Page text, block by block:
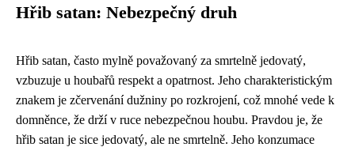
Hřib satan: Nebezpečný druh
Hřib satan, často mylně považovaný za smrtelně jedovatý,
vzbuzuje u houbařů respekt a opatrnost. Jeho charakteristickým
znakem je zčervenání dužniny po rozkrojení, což mnohé vede k
domněnce, že drží v ruce nebezpečnou houbu. Pravdou je, že
hřib satan je sice jedovatý, ale ne smrtelně. Jeho konzumace